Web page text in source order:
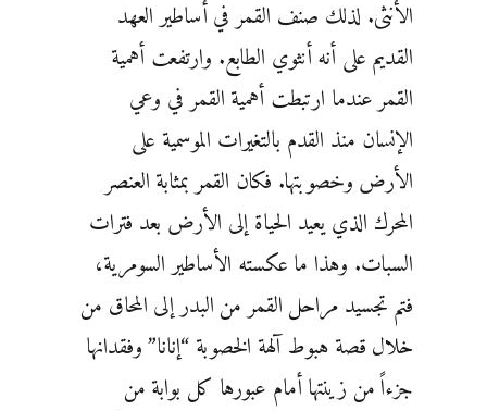
الأنثى. لذلك صنف القمر في أساطير العهد
القديم على أنه أنثوي الطابع. وارتفعت أهمية
القمر عندما ارتبطت أهمية القمر في وعي
الإنسان منذ القدم بالتغيرات الموسمية على
الأرض وخصوبتها. فكان القمر بمثابة العنصر
المحرك الذي يعيد الحياة إلى الأرض بعد فترات
السبات. وهذا ما عكسته الأساطير السومرية،
فتم تجسيد مراحل القمر من البدر إلى المحاق من
خلال قصة هبوط آلهة الخصوبة “إنانا” وفقدانها
جزءاً من زينتها أمام عبورها كل بوابة من